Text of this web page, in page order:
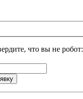
что вы не робот: